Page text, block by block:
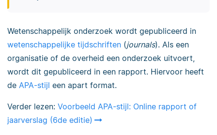
Wetenschappelijk onderzoek wordt gepubliceerd in
wetenschappelijke tijdschriften (journals). Als een
organisatie of de overheid een onderzoek uitvoert,
wordt dit gepubliceerd in een rapport. Hiervoor heeft
de APA-stijl een apart format.
Verder lezen: Voorbeeld APA-stijl: Online rapport of
jaarverslag (6de editie)